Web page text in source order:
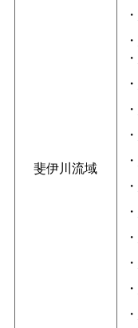
斐伊川流域
・
・
・
・
・
・
・
・
・
・
・
・
・